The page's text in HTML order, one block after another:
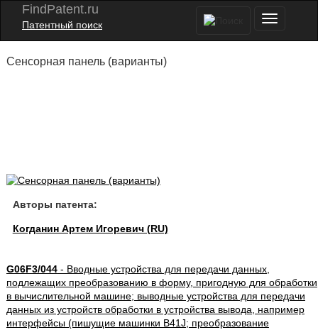
FindPatent.ru
Патентный поиск
Сенсорная панель (варианты)
Авторы патента:
Когданин Артем Игоревич (RU)
G06F3/044- Вводные устройства для передачи данных,
подлежащих преобразованию в форму, пригодную для обработки
в вычислительной машине; выводные устройства для передачи
данных из устройств обработки в устройства вывода, например
интерфейсы (пишущие машинки B41J; преобразование